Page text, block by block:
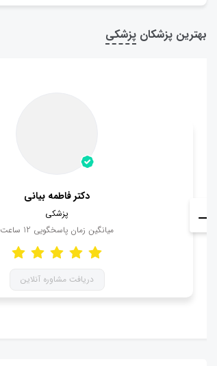
بهترین پزشکان پزشکی
دکتر فاطمه بیانی
پزشکی
میانگین زمان پاسخگویی 12 ساعت
دریافت مشاوره آنلاین